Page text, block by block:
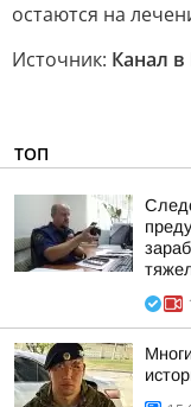
остаются на
Источник: Канал
ТОП